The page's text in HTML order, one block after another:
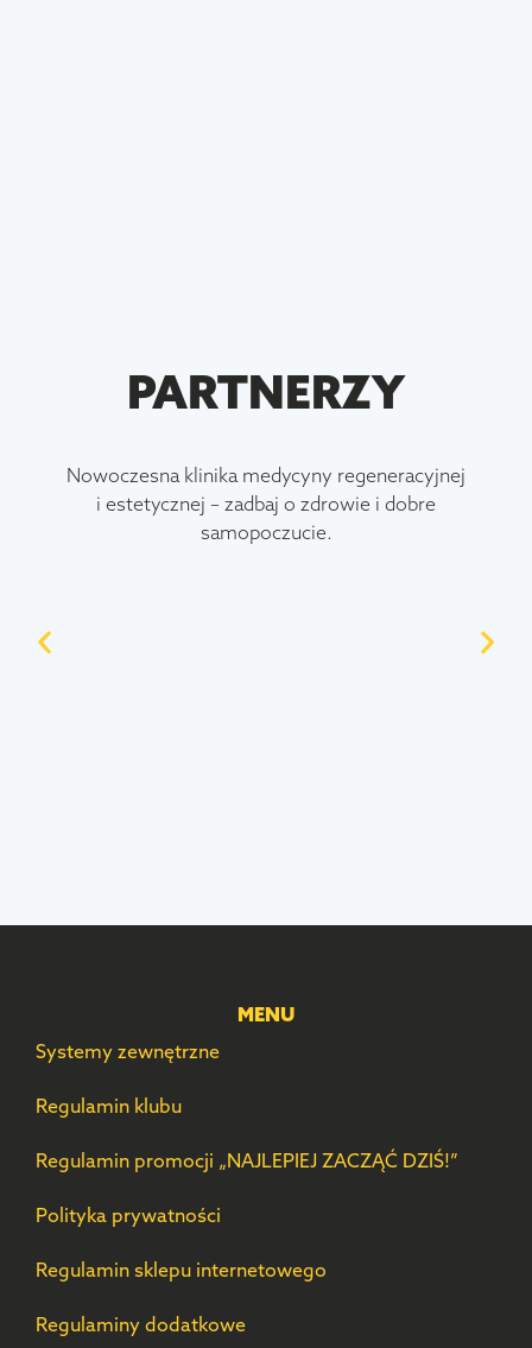
PARTNERZY
Nowoczesna klinika medycyny regeneracyjnej
i estetycznej – zadbaj o zdrowie i dobre
samopoczucie.
MENU
Systemy zewnętrzne
Regulamin klubu
Regulamin promocji „NAJLEPIEJ ZACZĄĆ DZIŚ!”
Polityka prywatności
Regulamin sklepu internetowego
Regulaminy dodatkowe